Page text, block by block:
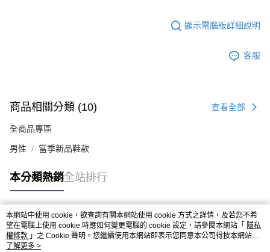
顯示電腦版詳細說明
客服
商品相關分類 (10) 查看全部
全商品專區
男性 當季新品鞋款
本分類熱銷全站排行
熱門標籤
本網站中使用 cookie，欲查詢有關本網站使用 cookie 方式之詳情，及若您不希
望在電腦上使用 cookie 時應如何變更電腦的 cookie 設定，請參閱本網站「 隱私
權條款 」之 Cookie 聲明。您繼續使用本網站即表示您同意本公司得按本網站使
用條款之 Cookie 聲明使用 cookie。
了解更多 >